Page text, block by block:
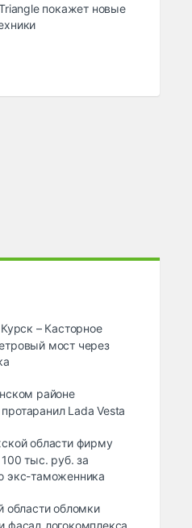
покажет новые
– Касторное
мост через
районе
Lada Vesta
области фирму
тыс. руб. за
экс-таможенника
области обломки